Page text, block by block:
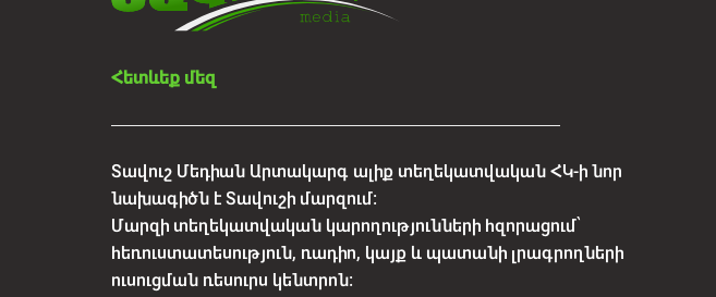
Հետևեք մեզ
Տավուշ Մեդիան Արտակարգ ալիք տեղեկատվական ՀԿ-ի նոր
նախագիծն է Տավուշի մարզում:
Մարզի տեղեկատվական կարողությունների հզորացում՝
հեռուստատեսություն, ռադիո, կայք և պատանի լրագրողների
ուսուցման ռեսուրս կենտրոն: